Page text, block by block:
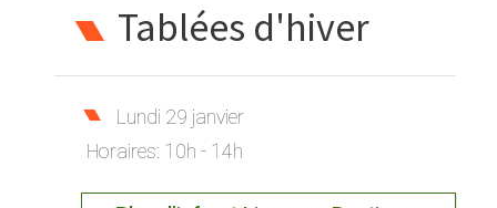
Tablées d'hiver
Lundi 29 janvier
Horaires: 10h - 14h